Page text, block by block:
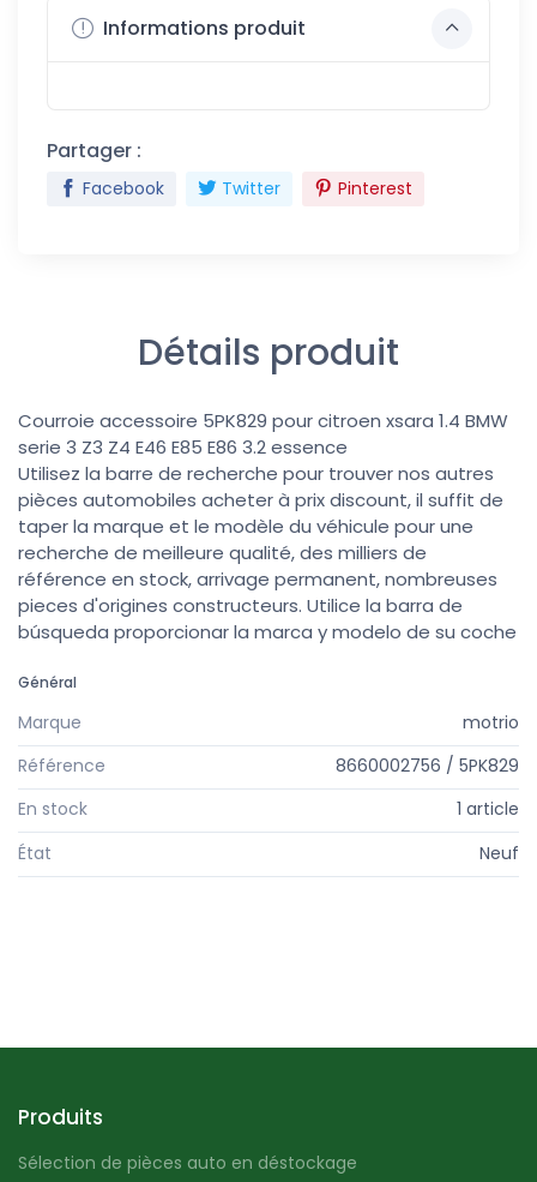
Informations produit
Partager :
Facebook Twitter Pinterest
Détails produit
Courroie accessoire 5PK829 pour citroen xsara 1.4 BMW
serie 3 Z3 Z4 E46 E85 E86 3.2 essence
Utilisez la barre de recherche pour trouver nos autres
pièces automobiles acheter à prix discount, il suffit de
taper la marque et le modèle du véhicule pour une
recherche de meilleure qualité, des milliers de
référence en stock, arrivage permanent, nombreuses
pieces d'origines constructeurs. Utilice la barra de
búsqueda proporcionar la marca y modelo de su coche
Général
Marque
motrio
Référence
8660002756 / 5PK829
En stock
1 article
État
Neuf
Produits
Sélection de pièces auto en déstockage